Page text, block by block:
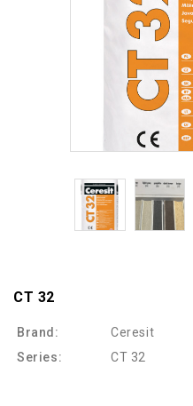
CT 32
Brand:
Ceresit
Series:
CT 32